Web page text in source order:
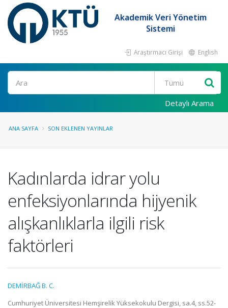
Akademik Veri Yönetim
Sistemi
Araştırmacı Girişi English
Ara
Detaylı Arama
ANA SAYFA SON EKLENEN YAYINLAR
Kadınlarda idrar yolu
enfeksiyonlarında hijyenik
alışkanlıklarla ilgili risk
faktörleri
DEMİRBAĞ B. C.
Cumhuriyet Üniversitesi Hemşirelik Yüksekokulu Dergisi, sa.4, ss.52-